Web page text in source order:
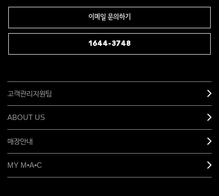
이메일 문의하기
1644-3748
고객관리지원팀
ABOUT US
매장안내
MY M•A•C